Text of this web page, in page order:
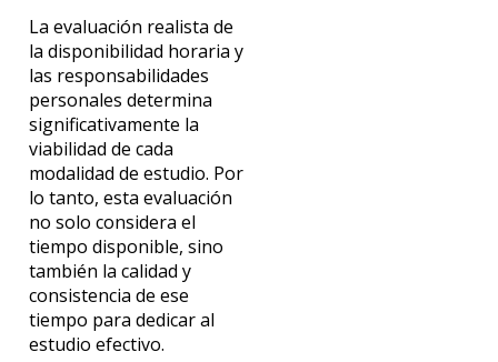
La evaluación realista de
la disponibilidad horaria y
las responsabilidades
personales determina
significativamente la
viabilidad de cada
modalidad de estudio. Por
lo tanto, esta evaluación
no solo considera el
tiempo disponible, sino
también la calidad y
consistencia de ese
tiempo para dedicar al
estudio efectivo.